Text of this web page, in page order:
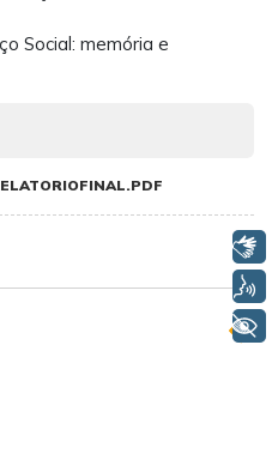
Social: memória e
Voz